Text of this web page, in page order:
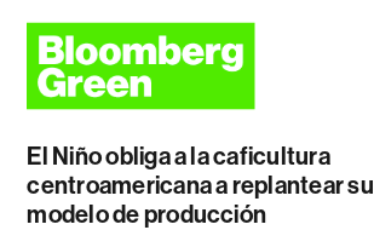
El Niño obliga a la caficultura
centroamericana a replantear su
modelo de producción